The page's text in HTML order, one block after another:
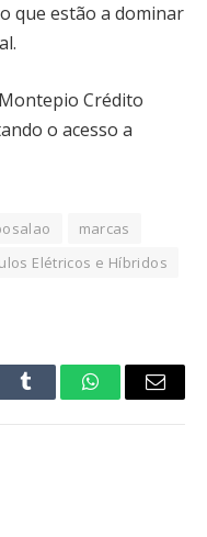
que estão a dominar
Crédito
o acesso a
marcas
Elétricos e Híbridos
Tumblr WhatsAppEmail